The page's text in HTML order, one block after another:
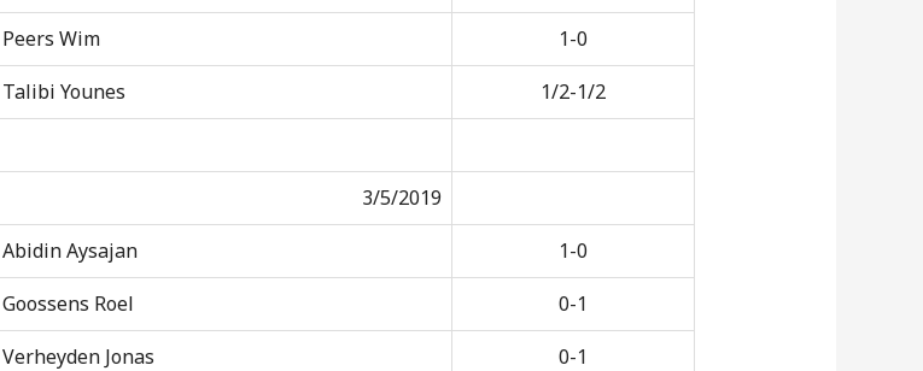
Peers Wim
1-0
Talibi Younes 1/2-1/2
3/5/2019
Abidin Aysajan
1-0
Goossens Roel
0-1
Verheyden Jonas 0-1